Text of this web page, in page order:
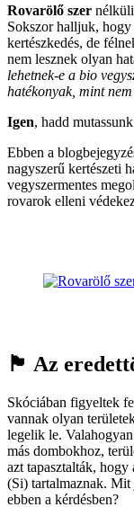
Rovarölő szer
Sokszor halljuk, hogy
kertészkedés, de
nem lesznek olyan
lehetnek-e a bio
hatékonyak, mint
Igen, hadd
Ebben a
nagyszerű kertészeti
vegyszermentes
rovarok elleni
🏴󠁧󠁢󠁳󠁣󠁴󠁿 Az
Skóciában figyeltek
vannak olyan
legelik le.
más dombokhoz,
azt tapasztalták,
(Si) tartalmaznak. Mit
ebben a kérdésben?